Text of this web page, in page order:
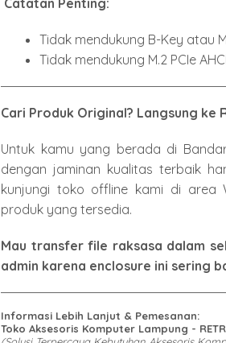
Tidak mendukung B-Key atau
Tidak mendukung M.2 PCIe
Cari Produk Original? Langsung ke
Untuk kamu yang berada di
dengan jaminan kualitas terbaik
kunjungi toko offline kami di area
produk yang tersedia.
Mau transfer file raksasa dalam
admin karena enclosure ini sering
Informasi Lebih Lanjut & Pemesanan:
Toko Aksesoris Komputer Lampung -